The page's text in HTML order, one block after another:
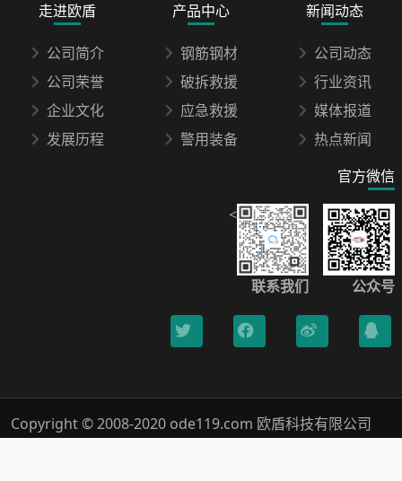
走进欧盾
公司简介
公司荣誉
企业文化
发展历程
产品中心
钢筋钢材
破拆救援
应急救援
警用装备
新闻动态
公司动态
行业资讯
媒体报道
热点新闻
官方微信
<
联系我们 公众号
Copyright © 2008-2020 ode119.com 欧盾科技有限公司